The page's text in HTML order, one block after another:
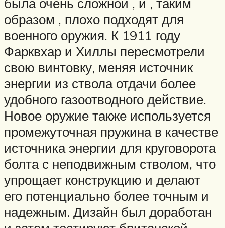
была очень сложной , и , таким
образом , плохо подходят для
военного оружия. К 1911 году
Фарквхар и Хиллы пересмотрели
свою винтовку, меняя источник
энергии из ствола отдачи более
удобного газоотводного действие.
Новое оружие также используется
промежуточная пружина в качестве
источника энергии для круговорота
болта с неподвижным стволом, что
упрощает конструкцию и делают
его потенциально более точным и
надежным. Дизайн был доработан